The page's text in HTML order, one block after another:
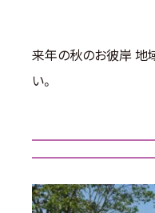
来年の秋のお彼岸 地
い。